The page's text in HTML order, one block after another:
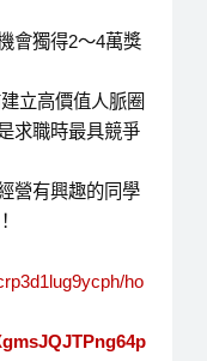
會獨得2～4萬獎
立高價值人脈圈
求職時最具競爭
營有興趣的同學
ho